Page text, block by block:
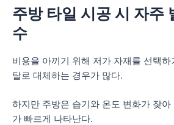
주방 타일 시공 시 자주
수
비용을 아끼기 위해 저가 자재를 선택
탈로 대체하는 경우가 많다.
하지만 주방은 습기와 온도 변화가 잦
가 빠르게 나타난다.